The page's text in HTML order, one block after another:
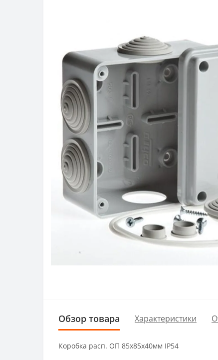
Обзор товара Характеристики
Коробка расп. ОП 85х85х40мм IP54